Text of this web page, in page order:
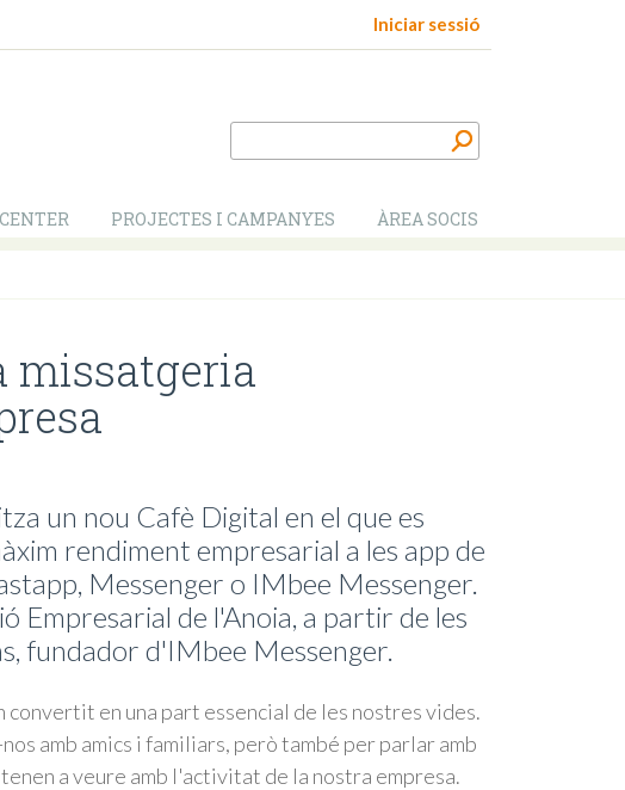
Iniciar sessió
PROJECTES I CAMPANYES ÀREA SOCIS
missatgeria
un nou Cafè Digital en el que es
rendiment empresarial a les app de
Messenger o IMbee Messenger.
Empresarial de l'Anoia, a partir de les
fundador d'IMbee Messenger.
en una part essencial de les nostres vides.
amb amics i familiars, però també per parlar amb
a veure amb l'activitat de la nostra empresa.